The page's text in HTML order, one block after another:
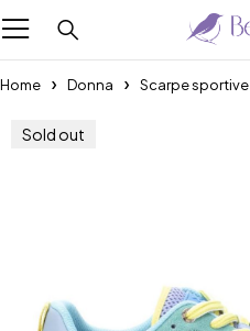
Home Donna Scarpe sportive
Sold out